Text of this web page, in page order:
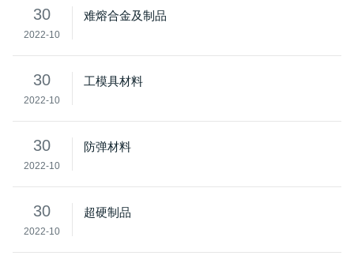
30
2022-10
难熔合金及制品
30
2022-10
工模具材料
30
2022-10
防弹材料
30
2022-10
超硬制品